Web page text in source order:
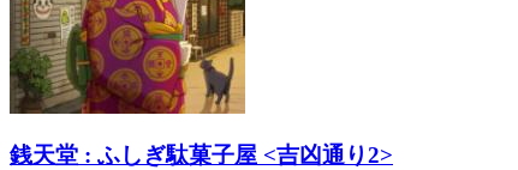
銭天堂 : ふしぎ駄菓子屋 <吉凶通り2>